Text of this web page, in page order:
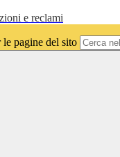
e reclami
pagine del sito